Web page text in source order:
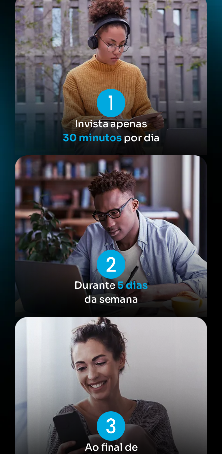
Invista apenas
30 minutospor dia
Durante5 dias
da semana
Ao final de